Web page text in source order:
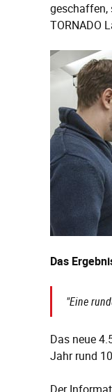
geschaffen,
TORNADO
Das
"Eine
Das neue
Jahr rund